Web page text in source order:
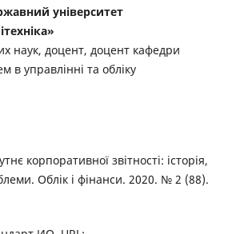
університет
наук, доцент, доцент кафедри
в управлінні та обліку
корпоративної звітності: історія,
Облік і фінанси. 2020. № 2 (88).